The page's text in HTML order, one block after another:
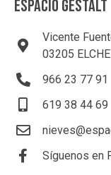
ESPACIO GESTALT
Vicente
03205
966 23 77 91
619 38 44 69
Síguenos en